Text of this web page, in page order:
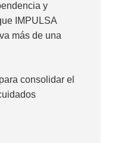
y
IMPULSA
más de una
consolidar el